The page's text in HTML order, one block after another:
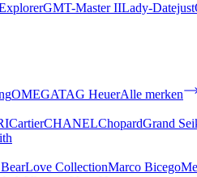
GMT-Master IILady-Datejust
OMEGATAG HeuerAlle merken
CartierCHANELChopardGrand
Love CollectionMarco Bicego